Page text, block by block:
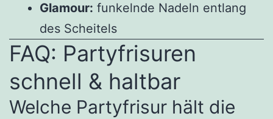
Glamour: funkelnde Nadeln entlang
des Scheitels
FAQ: Partyfrisuren
schnell & haltbar
Welche Partyfrisur hält die